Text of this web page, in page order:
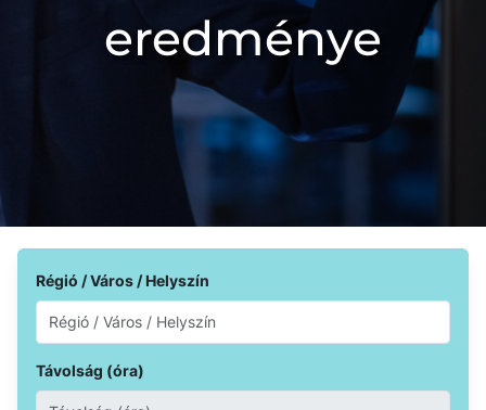
eredménye
Régió / Város / Helyszín
Távolság (óra)